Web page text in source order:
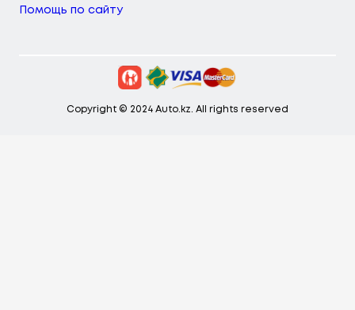
Помощь по сайту
Copyright © 2024 Auto.kz. All rights reserved